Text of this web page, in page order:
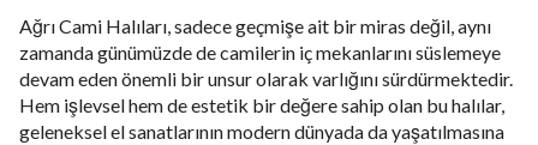
Ağrı Cami Halıları, sadece geçmişe ait bir miras değil, aynı
zamanda günümüzde de camilerin iç mekanlarını süslemeye
devam eden önemli bir unsur olarak varlığını sürdürmektedir.
Hem işlevsel hem de estetik bir değere sahip olan bu halılar,
geleneksel el sanatlarının modern dünyada da yaşatılmasına